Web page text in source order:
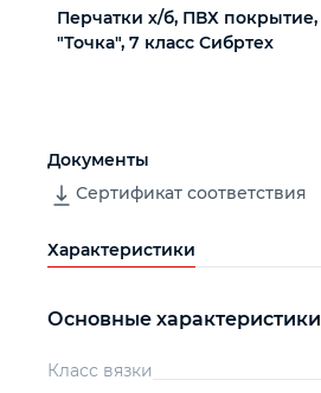
Перчатки х/б, ПВХ покрытие,
"Точка", 7 класс Сибртех
Документы
Сертификат соответствия
Характеристики
Основные характеристики
Класс вязки